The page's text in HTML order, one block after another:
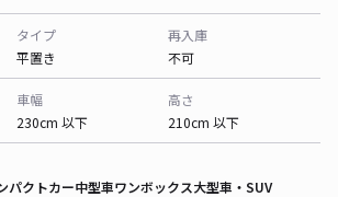
タイプ
平置き
再入庫
不可
車幅
230cm 以下
高さ
210cm 以下
パクトカー中型車ワンボックス大型車・SUV